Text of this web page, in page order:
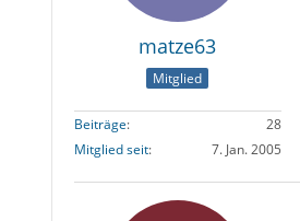
matze63
Mitglied
Beiträge
28
Mitglied seit
7. Jan. 2005